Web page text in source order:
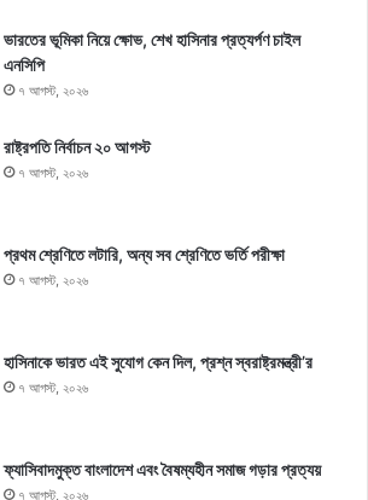
ভারতের ভূমিকা নিয়ে ক্ষোভ, শেখ হাসিনার প্রত্যর্পণ চাইল
এনসিপি
৭ আগস্ট, ২০২৬
রাষ্ট্রপতি নির্বাচন ২০ আগস্ট
৭ আগস্ট, ২০২৬
প্রথম শ্রেণিতে লটারি, অন্য সব শ্রেণিতে ভর্তি পরীক্ষা
৭ আগস্ট, ২০২৬
হাসিনাকে ভারত এই সুযোগ কেন দিল, প্রশ্ন স্বরাষ্ট্রমন্ত্রী’র
৭ আগস্ট, ২০২৬
ফ্যাসিবাদমুক্ত বাংলাদেশ এবং বৈষম্যহীন সমাজ গড়ার প্রত্যয়
৭ আগস্ট, ২০২৬